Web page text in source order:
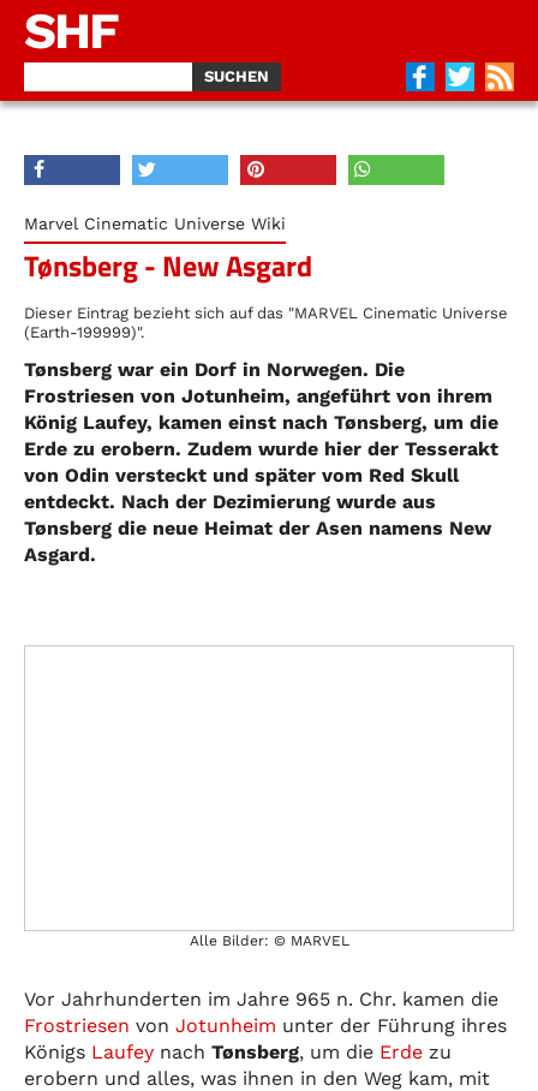
SHF
Marvel Cinematic Universe Wiki
Tønsberg - New Asgard
Dieser Eintrag bezieht sich auf das "MARVEL Cinematic Universe
(Earth-199999)".
Tønsberg war ein Dorf in Norwegen. Die
Frostriesen von Jotunheim, angeführt von ihrem
König Laufey, kamen einst nach Tønsberg, um die
Erde zu erobern. Zudem wurde hier der Tesserakt
von Odin versteckt und später vom Red Skull
entdeckt. Nach der Dezimierung wurde aus
Tønsberg die neue Heimat der Asen namens New
Asgard.
Alle Bilder: © MARVEL
Vor Jahrhunderten im Jahre 965 n. Chr. kamen die
Frostriesen von Jotunheim unter der Führung ihres
Königs Laufey nach Tønsberg, um die Erde zu
erobern und alles, was ihnen in den Weg kam, mit